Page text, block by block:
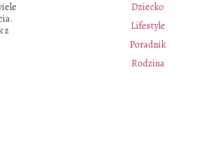
z
Dziecko
Lifestyle
Poradnik
Rodzina